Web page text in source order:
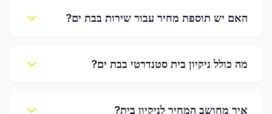
האם יש תוספת מחיר עבור שירות בבת ים?
מה כולל ניקיון בית סטנדרטי בבת ים?
איך מחושב המחיר לניקיון בית?